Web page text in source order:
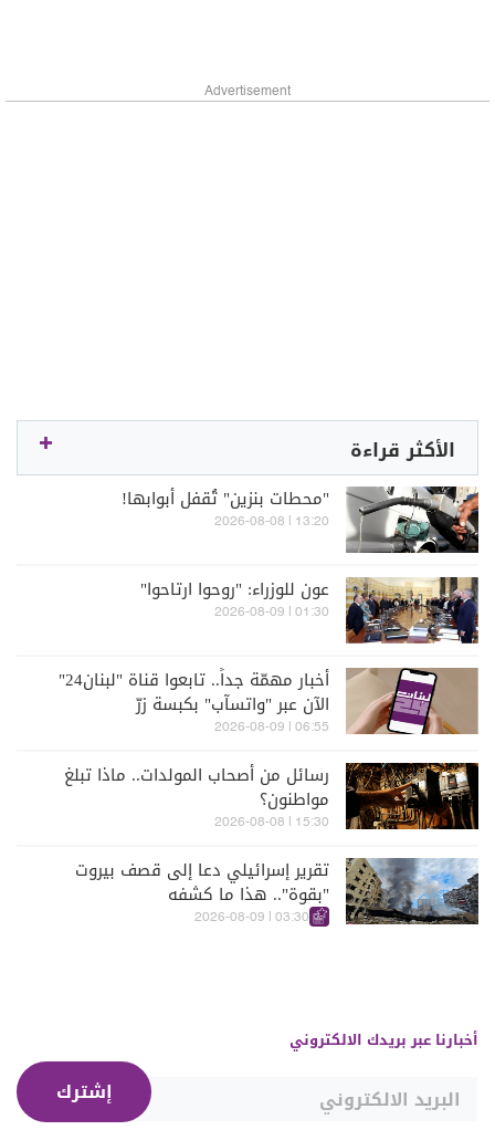
Advertisement
الأكثر قراءة
"محطات بنزين" تُقفل أبوابها!
13:20 | 2026-08-08
عون للوزراء: "روحوا ارتاحوا"
01:30 | 2026-08-09
أخبار مهمّة جداً.. تابعوا قناة "لبنان24"
الآن عبر "واتسآب" بكبسة زرّ
06:55 | 2026-08-09
رسائل من أصحاب المولدات.. ماذا تبلغ
مواطنون؟
15:30 | 2026-08-08
تقرير إسرائيلي دعا إلى قصف بيروت
"بقوة".. هذا ما كشفه
03:30 | 2026-08-09
أخبارنا عبر بريدك الالكتروني
إشترك